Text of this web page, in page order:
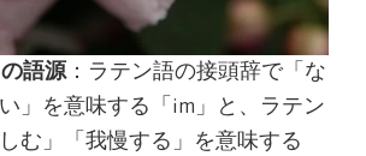
の語源：ラテン語の接頭辞で「な
」を意味する「im」と、ラテン
む」「我慢する」を意味する